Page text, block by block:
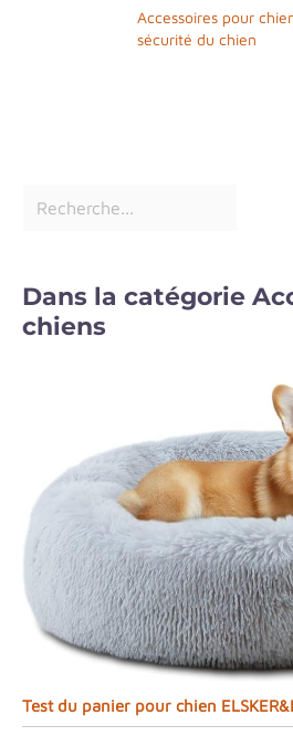
Accessoires pour
sécurité du chien
Dans la catégorie
chiens
Test du panier pour chien